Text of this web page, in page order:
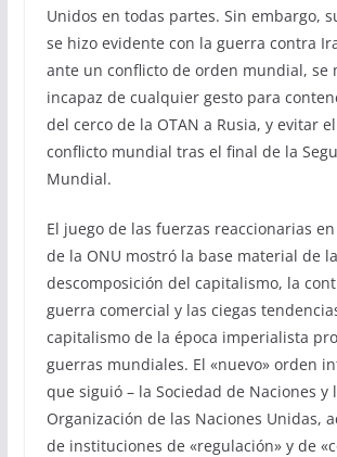
Unidos en todas partes. Sin embargo,
se hizo evidente con la guerra contra
ante un conflicto de orden mundial, se
incapaz de cualquier gesto para
del cerco de la OTAN a Rusia, y evitar
conflicto mundial tras el final de la
Mundial.
El juego de las fuerzas reaccionarias
de la ONU mostró la base material de la
descomposición del capitalismo, la
guerra comercial y las ciegas
capitalismo de la época imperialista
guerras mundiales. El «nuevo» orden
que siguió – la Sociedad de Naciones y
Organización de las Naciones Unidas,
de instituciones de «regulación» y de